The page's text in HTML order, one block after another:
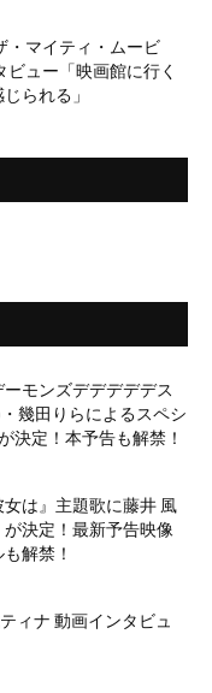
・マイティ・ムービ
ュー「映画館に行く
られる」
モンズデデデデデス
幾田りらによるスペシ
決定！本予告も解禁！
は』主題歌に藤井 風
決定！最新予告映像
解禁！
ィナ 動画インタビュ